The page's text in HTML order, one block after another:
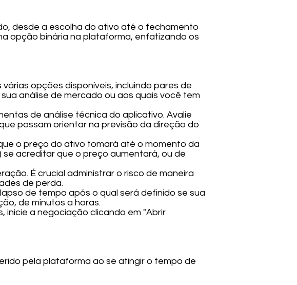
desde a escolha do ativo até o fechamento
opção binária na plataforma, enfatizando os
opções disponíveis, incluindo pares de
análise de mercado ou aos quais você tem
de análise técnica do aplicativo. Avalie
possam orientar na previsão da direção do
o preço do ativo tomará até o momento da
se acreditar que o preço aumentará, ou de
É crucial administrar o risco de maneira
de perda.
de tempo após o qual será definido se sua
de minutos a horas.
inicie a negociação clicando em "Abrir
pela plataforma ao se atingir o tempo de